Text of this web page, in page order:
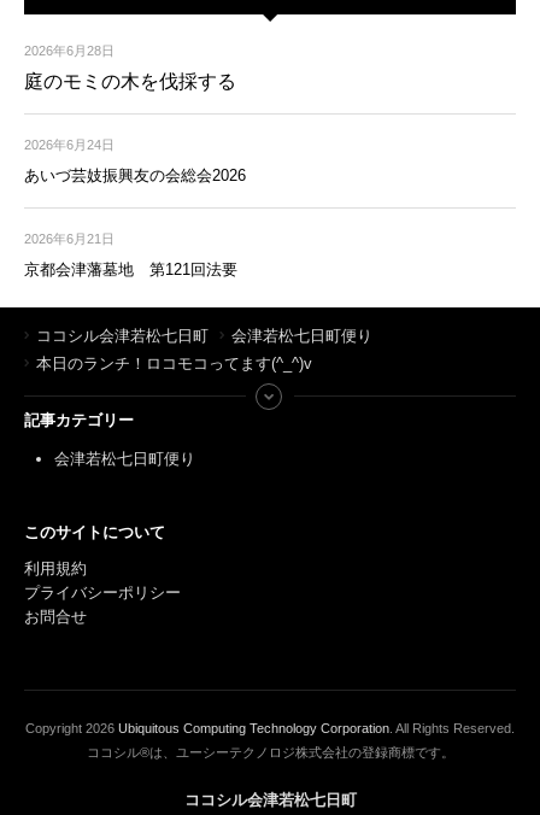
2026年6月28日
庭のモミの木を伐採する
2026年6月24日
あいづ芸妓振興友の会総会2026
2026年6月21日
京都会津藩墓地 第121回法要
ココシル会津若松七日町
会津若松七日町便り
本日のランチ！ロコモコってます(^_^)v
記事カテゴリー
会津若松七日町便り
このサイトについて
利用規約
プライバシーポリシー
お問合せ
Copyright 2026 Ubiquitous Computing Technology Corporation . All Rights Reserved.
ココシル®は、ユーシーテクノロジ株式会社の登録商標です。
ココシル会津若松七日町